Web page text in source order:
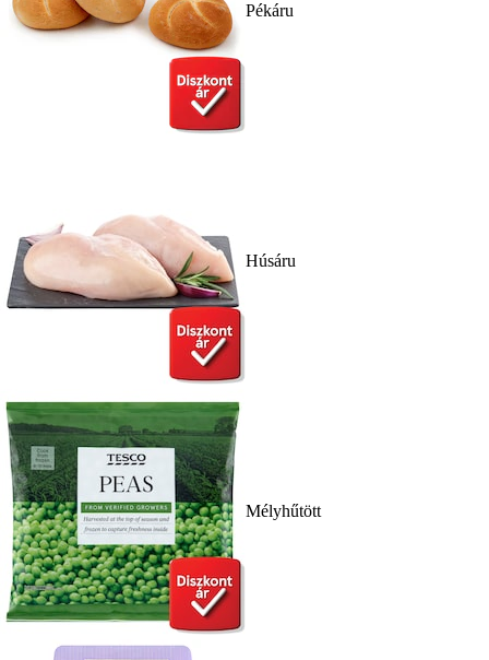
Pékáru
Húsáru
Mélyhűtött